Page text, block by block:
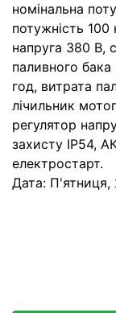
номінальна
потужність
напруга 380 В,
паливного
год, витрата
лічильник
регулятор
захисту IP54,
електростарт.
Дата: П'ятниця,